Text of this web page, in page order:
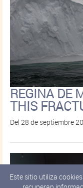
REGINA DE
THIS
Del 28 de septiembre
Este sitio utiliza